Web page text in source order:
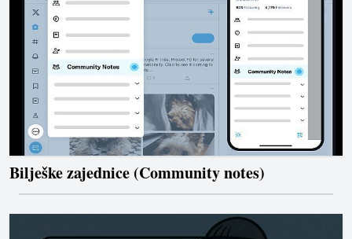
Bilješke zajednice (Community notes)